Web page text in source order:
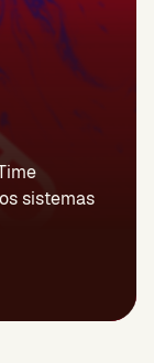
sistemas